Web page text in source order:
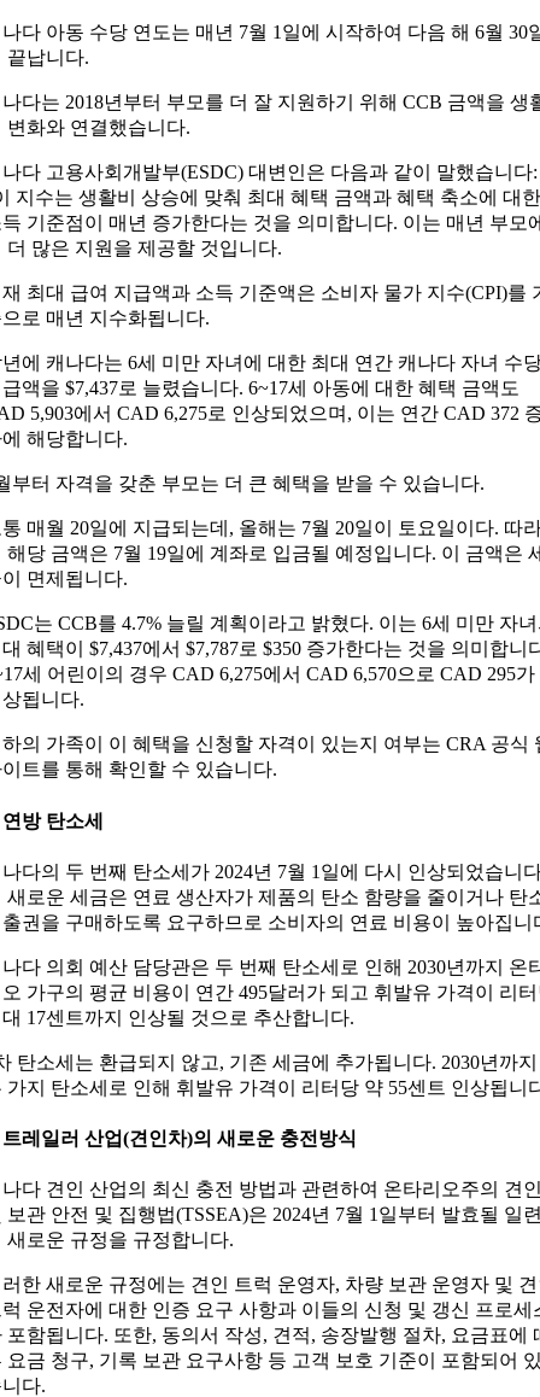
다 아동 수당 연도는 매년 7월 1일에 시작하여 다음 해 6월 30
끝납니다.
다는 2018년부터 부모를 더 잘 지원하기 위해 CCB 금액을 생
변화와 연결했습니다.
다 고용사회개발부(ESDC) 대변인은 다음과 같이 말했습니다:
지수는 생활비 상승에 맞춰 최대 혜택 금액과 혜택 축소에 대한
기준점이 매년 증가한다는 것을 의미합니다. 이는 매년 부모
더 많은 지원을 제공할 것입니다.
최대 급여 지급액과 소득 기준액은 소비자 물가 지수(CPI)를
로 매년 지수화됩니다.
에 캐나다는 6세 미만 자녀에 대한 최대 연간 캐나다 자녀 수
액을 $7,437로 늘렸습니다. 6~17세 아동에 대한 혜택 금액도
5,903에서 CAD 6,275로 인상되었으며, 이는 연간 CAD 372
해당합니다.
부터 자격을 갖춘 부모는 더 큰 혜택을 받을 수 있습니다.
매월 20일에 지급되는데, 올해는 7월 20일이 토요일이다. 따
해당 금액은 7월 19일에 계좌로 입금될 예정입니다. 이 금액은
면제됩니다.
는 CCB를 4.7% 늘릴 계획이라고 밝혔다. 이는 6세 미만 자
혜택이 $7,437에서 $7,787로 $350 증가한다는 것을 의미합니
세 어린이의 경우 CAD 6,275에서 CAD 6,570으로 CAD 295가
됩니다.
의 가족이 이 혜택을 신청할 자격이 있는지 여부는 CRA 공식
트를 통해 확인할 수 있습니다.
방 탄소세
다의 두 번째 탄소세가 2024년 7월 1일에 다시 인상되었습니
새로운 세금은 연료 생산자가 제품의 탄소 함량을 줄이거나 탄
권을 구매하도록 요구하므로 소비자의 연료 비용이 높아집니
다 의회 예산 담당관은 두 번째 탄소세로 인해 2030년까지 온
가구의 평균 비용이 연간 495달러가 되고 휘발유 가격이 리
17센트까지 인상될 것으로 추산합니다.
탄소세는 환급되지 않고, 기존 세금에 추가됩니다. 2030년까지
가지 탄소세로 인해 휘발유 가격이 리터당 약 55센트 인상됩니
트레일러 산업(견인차)의 새로운 충전방식
다 견인 산업의 최신 충전 방법과 관련하여 온타리오주의 견
보관 안전 및 집행법(TSSEA)은 2024년 7월 1일부터 발효될 일
새로운 규정을 규정합니다.
한 새로운 규정에는 견인 트럭 운영자, 차량 보관 운영자 및
운전자에 대한 인증 요구 사항과 이들의 신청 및 갱신 프로세
포함됩니다. 또한, 동의서 작성, 견적, 송장발행 절차, 요금표에
요금 청구, 기록 보관 요구사항 등 고객 보호 기준이 포함되어
다.